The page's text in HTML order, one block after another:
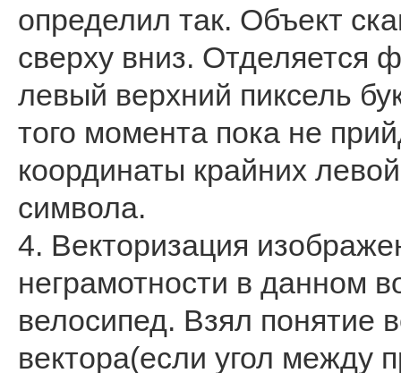
определил так. Объект
сверху вниз. Отделяется
левый верхний пиксель
того момента пока не
координаты крайних
символа.
4. Векторизация
неграмотности в данном
велосипед. Взял понятие
вектора(если угол между